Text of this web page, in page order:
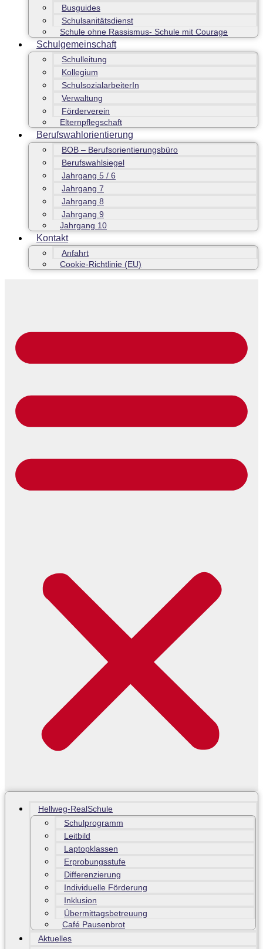
Busguides
Schulsanitätsdienst
Schule ohne Rassismus- Schule mit Courage
Schulgemeinschaft
Schulleitung
Kollegium
SchulsozialarbeiterIn
Verwaltung
Förderverein
Elternpflegschaft
Berufswahlorientierung
BOB – Berufsorientierungsbüro
Berufswahlsiegel
Jahrgang 5 / 6
Jahrgang 7
Jahrgang 8
Jahrgang 9
Jahrgang 10
Kontakt
Anfahrt
Cookie-Richtlinie (EU)
Hellweg-RealSchule
Schulprogramm
Leitbild
Laptopklassen
Erprobungsstufe
Differenzierung
Individuelle Förderung
Inklusion
Übermittagsbetreuung
Café Pausenbrot
Aktuelles